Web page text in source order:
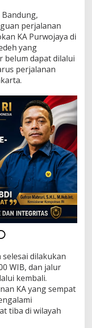
perjalanan
KA Purwojaya di
yang
belum dapat dilalui
perjalanan
dilakukan
WIB, dan jalur
kembali.
KA yang sempat
tiba di wilayah